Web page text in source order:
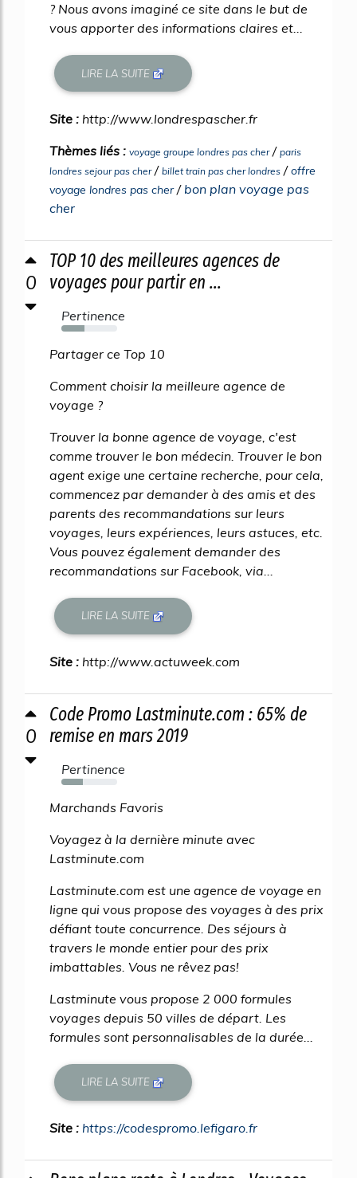
? Nous avons imaginé ce site dans le but de
vous apporter des informations claires et...
LIRE LA SUITE
Site : http://www.londrespascher.fr
Thèmes liés : voyage groupe londres pas cher/ paris
londres sejour pas cher/ billet train pas cher londres /offre
voyage londres pas cher/ bon plan voyage pas
cher
0
TOP 10 des meilleures agences de
voyages pour partir en ...
Pertinence
41%
Partager ce Top 10
Comment choisir la meilleure agence de
voyage ?
Trouver la bonne agence de voyage, c'est
comme trouver le bon médecin. Trouver le bon
agent exige une certaine recherche, pour cela,
commencez par demander à des amis et des
parents des recommandations sur leurs
voyages, leurs expériences, leurs astuces, etc.
Vous pouvez également demander des
recommandations sur Facebook, via...
LIRE LA SUITE
Site : http://www.actuweek.com
0
Code Promo Lastminute.com : 65% de
remise en mars 2019
Pertinence
39%
Marchands Favoris
Voyagez à la dernière minute avec
Lastminute.com
Lastminute.com est une agence de voyage en
ligne qui vous propose des voyages à des prix
défiant toute concurrence. Des séjours à
travers le monde entier pour des prix
imbattables. Vous ne rêvez pas!
Lastminute vous propose 2 000 formules
voyages depuis 50 villes de départ. Les
formules sont personnalisables de la durée...
LIRE LA SUITE
Site : https://codespromo.lefigaro.fr